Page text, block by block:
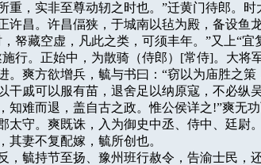
重，实非至尊动轫之时也。”迁黄门待郎。时
许昌。许昌偪狭，于城南以毡为殿，备设鱼
帑藏空虚，凡此之类，可须丰年。”又上“宜
行。正始中，为散骑（侍郎）[常侍]。大将
。爽方欲增兵，毓与书曰：“窃以为庙胜之策
干戚可以服有苗，退舍足以纳原寇，不必纵
知难而退，盖自古之政。惟公侯详之!”爽无
太守。爽既诛，入为御史中丞、侍中、廷尉
其妻不复配嫁，毓所创也。
，毓持节至扬、豫州班行赦令，告渝士民，